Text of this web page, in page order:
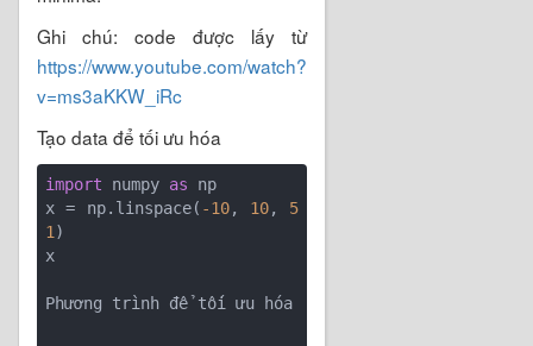
Ghi chú: code được lấy từ
https://www.youtube.com/watch?
v=ms3aKKW_iRc
Tạo data để tối ưu hóa
import numpy as np
x = np.linspace( -10, 10, 5
1 )
x
Phương trình để tối ưu hóa